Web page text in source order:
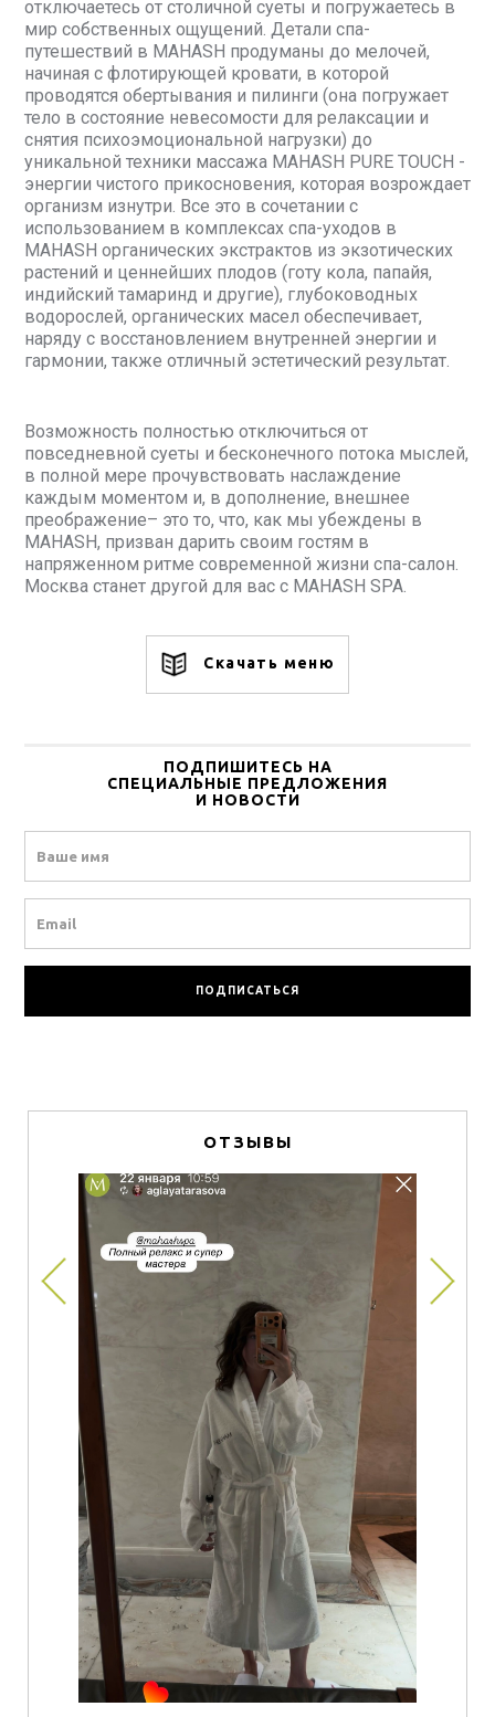
отключаетесь от столичной суеты и погружаетесь в
мир собственных ощущений. Детали спа-
путешествий в MAHASH продуманы до мелочей,
начиная с флотирующей кровати, в которой
проводятся обертывания и пилинги (она погружает
тело в состояние невесомости для релаксации и
снятия психоэмоциональной нагрузки) до
уникальной техники массажа MAHASH PURE TOUCH -
энергии чистого прикосновения, которая возрождает
организм изнутри. Все это в сочетании с
использованием в комплексах спа-уходов в
MAHASH органических экстрактов из экзотических
растений и ценнейших плодов (готу кола, папайя,
индийский тамаринд и другие), глубоководных
водорослей, органических масел обеспечивает,
наряду с восстановлением внутренней энергии и
гармонии, также отличный эстетический результат.
Возможность полностью отключиться от
повседневной суеты и бесконечного потока мыслей,
в полной мере прочувствовать наслаждение
каждым моментом и, в дополнение, внешнее
преображение– это то, что, как мы убеждены в
MAHASH, призван дарить своим гостям в
напряженном ритме современной жизни спа-салон.
Москва станет другой для вас с MAHASH SPA.
Скачать меню
ПОДПИШИТЕСЬ НА
СПЕЦИАЛЬНЫЕ ПРЕДЛОЖЕНИЯ
И НОВОСТИ
ОТЗЫВЫ